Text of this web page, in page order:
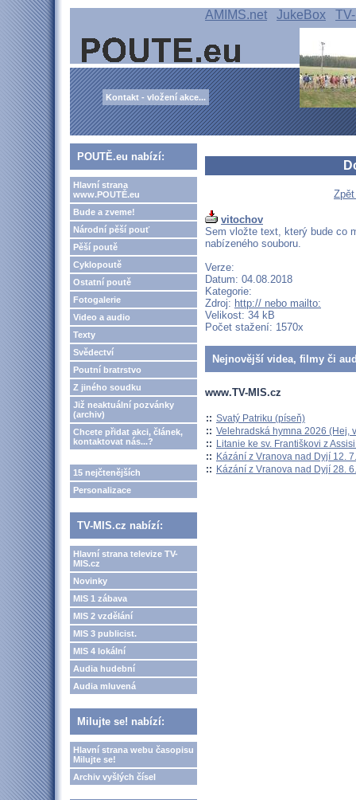
AMIMS.net JukeBox
Kontakt - vložení akce...
POUTĚ.eu nabízí:
Hlavní strana
www.POUTĚ.eu
Bude a zveme!
Národní pěší pouť
Pěší poutě
Cyklopoutě
Ostatní poutě
Fotogalerie
Video a audio
Texty
Svědectví
Poutní bratrstvo
Z jiného soudku
Již neaktuální pozvánky
(archiv)
Chcete přidat akci, článek,
kontaktovat nás...?
15 nejčtenějších
Personalizace
TV-MIS.cz nabízí:
Hlavní strana televize TV-
MIS.cz
Novinky
MIS 1 zábava
MIS 2 vzdělání
MIS 3 publicist.
MIS 4 lokální
Audia hudební
Audia mluvená
Milujte se! nabízí:
Hlavní strana webu časopisu
Milujte se!
Archiv vyšlých čísel
vitochov
Sem vložte text, který bude co
nabízeného souboru.
Verze:
Datum: 04.08.2018
Kategorie:
Zdroj: http:// nebo mailto:
Velikost: 34 kB
Počet stažení: 1570x
Nejnovější videa, filmy či
www.TV-MIS.cz
:: Svatý Patriku (píseň)
:: Velehradská hymna 2026 (Hej,
:: Litanie ke sv. Františkovi z
:: Kázání z Vranova nad Dyjí 12.
:: Kázání z Vranova nad Dyjí 28.